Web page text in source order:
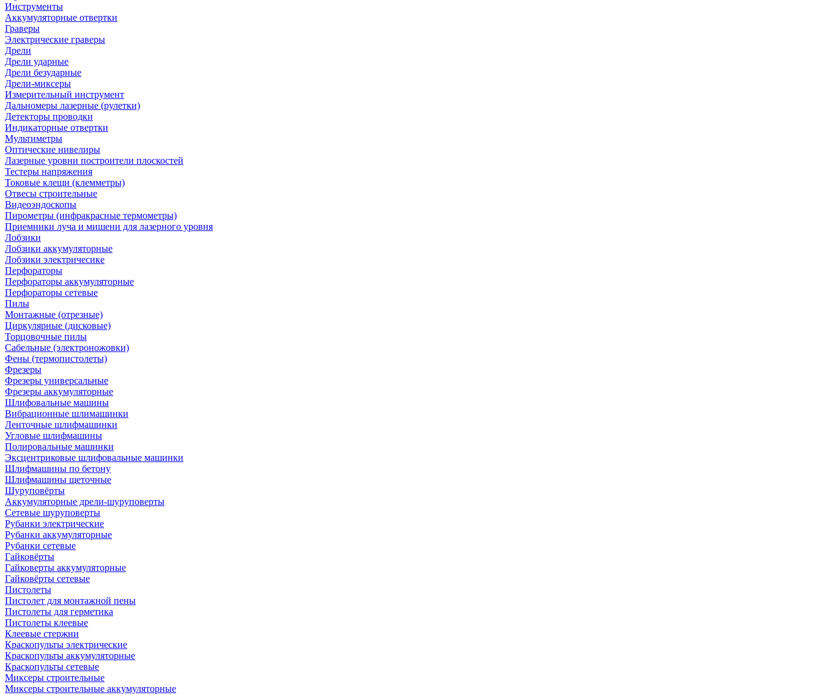
Инструменты
Аккумуляторные отвертки
Граверы
Электрические граверы
Дрели
Дрели ударные
Дрели безударные
Дрели-миксеры
Измерительный инструмент
Дальномеры лазерные (рулетки)
Детекторы проводки
Индикаторные отвертки
Мультиметры
Оптические нивелиры
Лазерные уровни построители плоскостей
Тестеры напряжения
Токовые клещи (клемметры)
Отвесы строительные
Видеоэндоскопы
Пирометры (инфракрасные термометры)
Приемники луча и мишени для лазерного уровня
Лобзики
Лобзики аккумуляторные
Лобзики электричесике
Перфораторы
Перфораторы аккумуляторные
Перфораторы сетевые
Пилы
Монтажные (отрезные)
Циркулярные (дисковые)
Торцовочные пилы
Сабельные (электроножовки)
Фены (термопистолеты)
Фрезеры
Фрезеры универсальные
Фрезеры аккумуляторные
Шлифовальные машины
Вибрационные шлимашинки
Ленточные шлифмашинки
Угловые шлифмашины
Полировальные машинки
Эксцентриковые шлифовальные машинки
Шлифмашины по бетону
Шлифмашины щеточные
Шуруповёрты
Аккумуляторные дрели-шуруповерты
Сетевые шуруповерты
Рубанки электрические
Рубанки аккумуляторные
Рубанки сетевые
Гайковёрты
Гайковерты аккумуляторные
Гайковёрты сетевые
Пистолеты
Пистолет для монтажной пены
Пистолеты для герметика
Пистолеты клеевые
Клеевые стержни
Краскопульты электрические
Краскопульты аккумуляторные
Краскопульты сетевые
Миксеры строительные
Миксеры строительные аккумуляторные